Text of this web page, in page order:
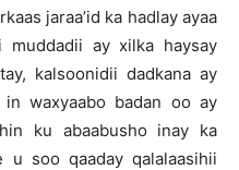
jaraa’id ka hadlay ayaa
muddadii ay xilka haysay
kalsoonidii dadkana ay
in waxyaabo badan oo ay
ku abaabusho inay ka
u soo qaaday qalalaasihii